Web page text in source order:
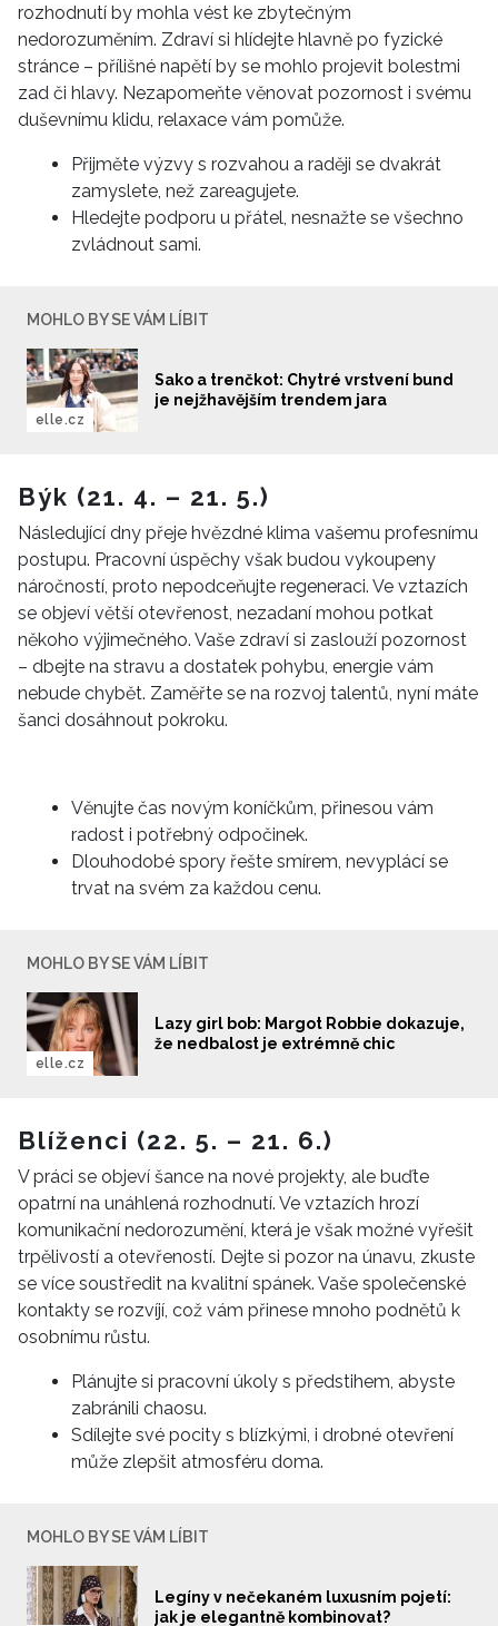
rozhodnutí by mohla vést ke zbytečným
nedorozuměním. Zdraví si hlídejte hlavně po fyzické
stránce – přílišné napětí by se mohlo projevit bolestmi
zad či hlavy. Nezapomeňte věnovat pozornost i svému
duševnímu klidu, relaxace vám pomůže.
Přijměte výzvy s rozvahou a raději se dvakrát
zamyslete, než zareagujete.
Hledejte podporu u přátel, nesnažte se všechno
zvládnout sami.
MOHLO BY SE VÁM LÍBIT
Sako a trenčkot: Chytré vrstvení bund
je nejžhavějším trendem jara
elle.cz
Býk (21. 4. – 21. 5.)
Následující dny přeje hvězdné klima vašemu profesnímu
postupu. Pracovní úspěchy však budou vykoupeny
náročností, proto nepodceňujte regeneraci. Ve vztazích
se objeví větší otevřenost, nezadaní mohou potkat
někoho výjimečného. Vaše zdraví si zaslouží pozornost
– dbejte na stravu a dostatek pohybu, energie vám
nebude chybět. Zaměřte se na rozvoj talentů, nyní máte
šanci dosáhnout pokroku.
Věnujte čas novým koníčkům, přinesou vám
radost i potřebný odpočinek.
Dlouhodobé spory řešte smírem, nevyplácí se
trvat na svém za každou cenu.
MOHLO BY SE VÁM LÍBIT
Lazy girl bob: Margot Robbie dokazuje,
že nedbalost je extrémně chic
elle.cz
Blíženci (22. 5. – 21. 6.)
V práci se objeví šance na nové projekty, ale buďte
opatrní na unáhlená rozhodnutí. Ve vztazích hrozí
komunikační nedorozumění, která je však možné vyřešit
trpělivostí a otevřeností. Dejte si pozor na únavu, zkuste
se více soustředit na kvalitní spánek. Vaše společenské
kontakty se rozvíjí, což vám přinese mnoho podnětů k
osobnímu růstu.
Plánujte si pracovní úkoly s předstihem, abyste
zabránili chaosu.
Sdílejte své pocity s blízkými, i drobné otevření
může zlepšit atmosféru doma.
MOHLO BY SE VÁM LÍBIT
Legíny v nečekaném luxusním pojetí:
jak je elegantně kombinovat?